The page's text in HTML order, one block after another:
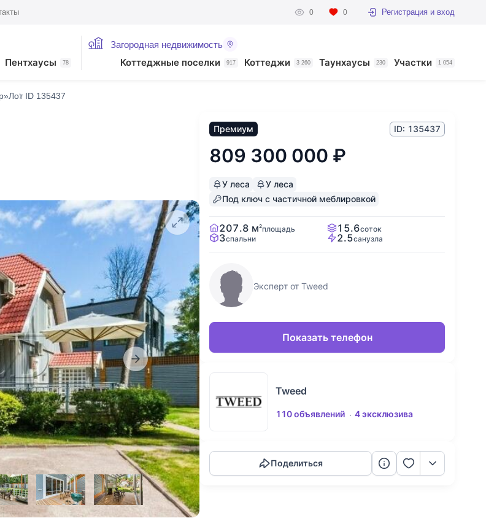
0 0 Регистрация и вход
Пентхаусы 78
Загородная недвижимость
Коттеджные поселки 917 Коттеджи 3 260 Таунхаусы 230 Участки 1 054
Лот ID 135437
Премиум ID: 135437
809 300 000 ₽
У леса
У леса
Под ключ с частичной меблировкой
207.8 м2площадь 15.6соток
3спальни 2.5санузла
Эксперт от Tweed
Показать телефон
Tweed
110 объявлений 4 эксклюзива
Поделиться